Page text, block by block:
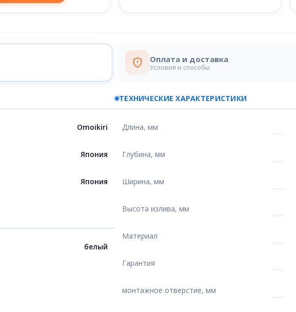
Оплата и доставка
Условия и способы
Omoikiri
Япония
Япония
белый
ТЕХНИЧЕСКИЕ ХАРАКТЕРИСТИКИ
Длина, мм
Глубина, мм
Ширина, мм
Высота излива, мм
Материал
Гарантия
монтажное отверстие, мм